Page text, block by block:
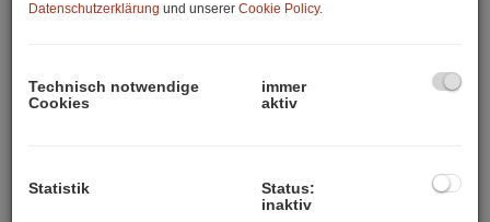
Entdecken Sie Ihr persönliches Stück Paradies in
insgesamt 9.638 m², das Ihnen nicht nur die Möglichkeit
Datenschutzerklärung und unserer Cookie Policy.
Technisch notwendige
Cookies
immer
aktiv
Statistik
Status:
inaktiv